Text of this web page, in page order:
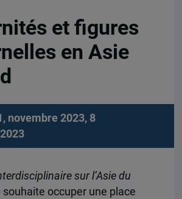
et figures
en Asie
novembre 2023, 8
sur l’Asie du
souhaite occuper une place